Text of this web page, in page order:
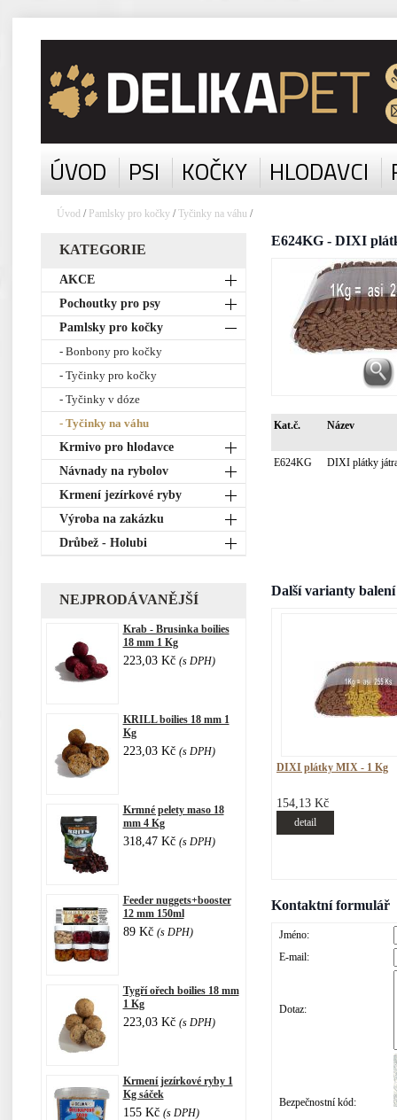
ÚVOD PSI KOČKY HLODAVCI
Úvod / Pamlsky pro kočky/Tyčinky na váhu /
KATEGORIE
AKCE
Pochoutky pro psy
Pamlsky pro kočky
- Bonbony pro kočky
- Tyčinky pro kočky
- Tyčinky v dóze
- Tyčinky na váhu
Krmivo pro hlodavce
Návnady na rybolov
Krmení jezírkové ryby
Výroba na zakázku
Drůbež - Holubi
NEJPRODÁVANĚJŠÍ
Krab - Brusinka boilies
18 mm 1 Kg
223,03 Kč (s DPH)
KRILL boilies 18 mm 1
Kg
223,03 Kč (s DPH)
Krmné pelety maso 18
mm 4 Kg
318,47 Kč (s DPH)
Feeder nuggets+booster
12 mm 150ml
89 Kč (s DPH)
Tygří ořech boilies 18 mm
1 Kg
223,03 Kč (s DPH)
Krmení jezírkové ryby 1
Kg sáček
155 Kč (s DPH)
E624KG - DIXI
Kat.č. Název
E624KG DIXI plátky
Další varianty balení
DIXI plátky MIX - 1 Kg
154,13 Kč
detail
Kontaktní formulář
Jméno:
E-mail:
Dotaz:
Bezpečnostní kód: